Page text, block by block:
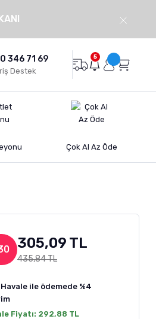
346 71 69
Destek
5
Çok Al Az Öde
305,09 TL
435,84 TL
ile ödemede %4
Fiyatı: 292,88 TL